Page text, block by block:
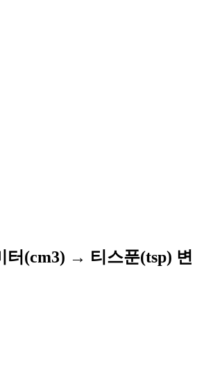
터(cm3) → 티스푼(tsp) 변